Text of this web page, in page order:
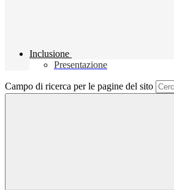
Inclusione
Presentazione
Campo di ricerca per le pagine del sito